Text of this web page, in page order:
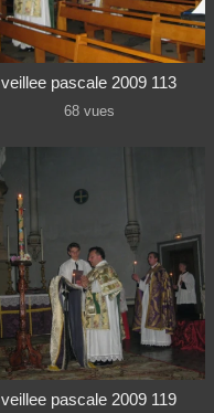
veillee pascale 2009 113
68 vues
veillee pascale 2009 119